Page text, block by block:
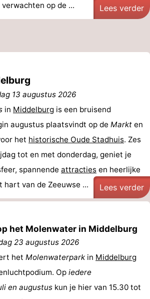
op de ...
Lees verder
13 augustus 2026
in Middelburg is een bruisend
augustus plaatsvindt op de Markt en
het historische Oude Stadhuis. Zes
tot en met donderdag, geniet je
spannende attracties en heerlijke
hart van de Zeeuwse ...
Lees verder
het Molenwater in Middelburg
23 augustus 2026
het Molenwaterpark in Middelburg
Op iedere
en augustus kun je hier van 15.30 tot